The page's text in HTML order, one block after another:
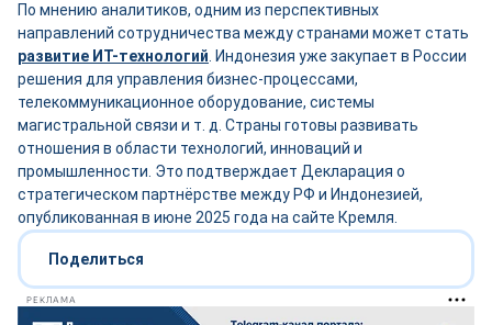
По мнению аналитиков, одним из перспективных
направлений сотрудничества между странами может стать
развитие ИТ-технологий . Индонезия уже закупает в России
решения для управления бизнес-процессами,
телекоммуникационное оборудование, системы
магистральной связи и т. д. Страны готовы развивать
отношения в области технологий, инноваций и
промышленности. Это подтверждает Декларация о
стратегическом партнёрстве между РФ и Индонезией,
опубликованная в июне 2025 года на сайте Кремля.
Поделиться
РЕКЛАМА